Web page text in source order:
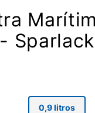
0,9 litros